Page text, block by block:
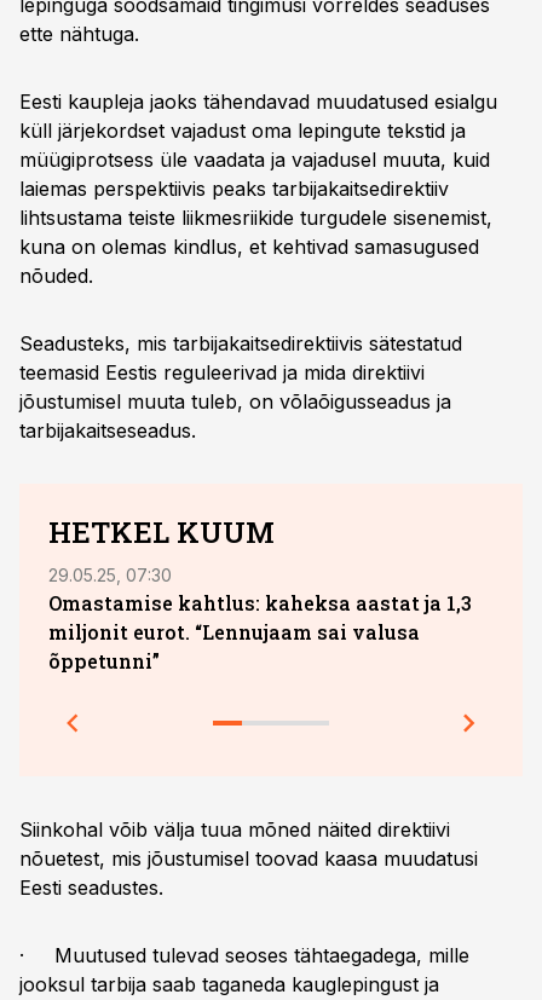
lepinguga soodsamaid tingimusi võrreldes seaduses
ette nähtuga.
Eesti kaupleja jaoks tähendavad muudatused esialgu
küll järjekordset vajadust oma lepingute tekstid ja
müügiprotsess üle vaadata ja vajadusel muuta, kuid
laiemas perspektiivis peaks tarbijakaitsedirektiiv
lihtsustama teiste liikmesriikide turgudele sisenemist,
kuna on olemas kindlus, et kehtivad samasugused
nõuded.
Seadusteks, mis tarbijakaitsedirektiivis sätestatud
teemasid Eestis reguleerivad ja mida direktiivi
jõustumisel muuta tuleb, on võlaõigusseadus ja
tarbijakaitseseadus.
HETKEL KUUM
29.05.25, 07:30
Omastamise kahtlus: kaheksa aastat ja 1,3
miljonit eurot. “Lennujaam sai valusa
õppetunni”
Siinkohal võib välja tuua mõned näited direktiivi
nõuetest, mis jõustumisel toovad kaasa muudatusi
Eesti seadustes.
· Muutused tulevad seoses tähtaegadega, mille
jooksul tarbija saab taganeda kauglepingust ja